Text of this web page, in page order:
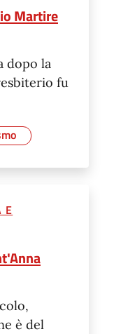
Martire
dopo la
fu
E
è del